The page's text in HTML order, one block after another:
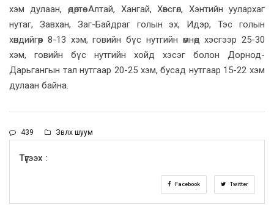
хэм дулаан, өдөртөө Алтай, Хангай, Хөвсгөл, Хэнтийн уулархаг
нутаг, Завхан, Заг-Байдраг голын эх, Идэр, Тэс голын
хөндийгөөр 8-13 хэм, говийн бүс нутгийн өмнөд хэсгээр 25-30
хэм, говийн бүс нутгийн хойд хэсэг болон Дорнод-
Дарьгангын тал нутгаар 20-25 хэм, бусад нутгаар 15-22 хэм
дулаан байна.
439 Зөвлөх шуум
Түгээх :
Facebook Twitter